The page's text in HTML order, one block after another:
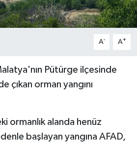
A- A+
Pütürge ilçesinde
çıkan orman yangını
ormanlık alanda henüz
başlayan yangına AFAD,